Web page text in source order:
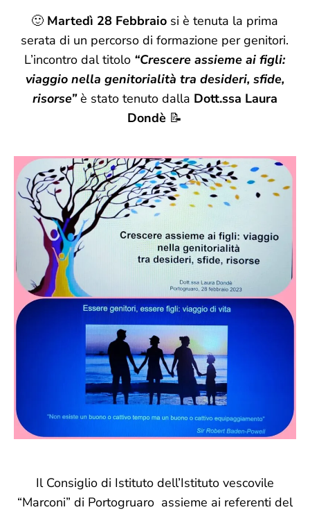
🙂 Martedì 28 Febbraio si è tenuta la prima
serata di un percorso di formazione per genitori.
L’incontro dal titolo “Crescere assieme ai figli:
viaggio nella genitorialità tra desideri, sfide,
risorse”è stato tenuto dalla Dott.ssa Laura
Dondè 📝
Il Consiglio di Istituto dell’Istituto vescovile
“Marconi” di Portogruaro assieme ai referenti del